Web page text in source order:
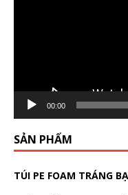
00:00
SẢN PHẨM
TÚI PE FOAM TRÁNG